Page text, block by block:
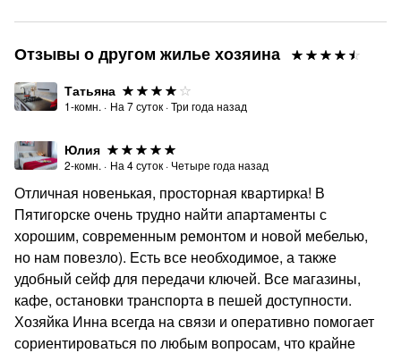
Отзывы о другом жилье хозяина
Татьяна
1-комн. · На 7суток ·Три года назад
Юлия
2-комн. · На 4суток · Четыре года назад
Отличная новенькая, просторная квартирка! В
Пятигорске очень трудно найти апартаменты с
хорошим, современным ремонтом и новой мебелью,
но нам повезло). Есть все необходимое, а также
удобный сейф для передачи ключей. Все магазины,
кафе, остановки транспорта в пешей доступности.
Хозяйка Инна всегда на связи и оперативно помогает
сориентироваться по любым вопросам, что крайне